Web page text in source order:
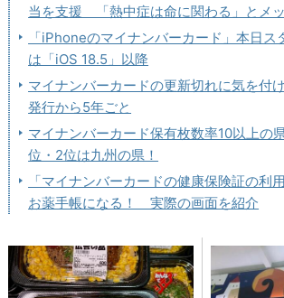
当を支援 「熱中症は命に関わる」とメ
「iPhoneのマイナンバーカード」本日
は「iOS 18.5」以降
マイナンバーカードの更新切れに気を付
発行から5年ごと
マイナンバーカード保有枚数率10以上の
位・2位は九州の県！
「マイナンバーカードの健康保険証の利
お薬手帳になる！ 実際の画面を紹介